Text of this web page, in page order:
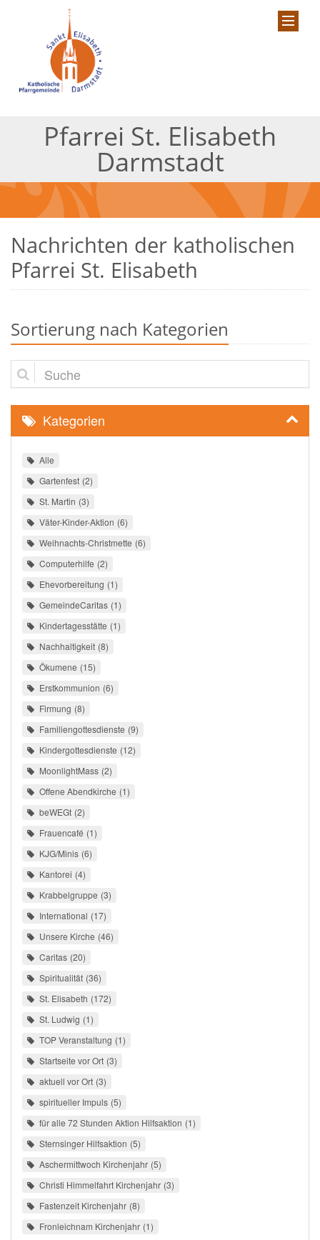
Pfarrei St. Elisabeth
Darmstadt
Nachrichten der katholischen
Pfarrei St. Elisabeth
Sortierung nach Kategorien
Suche
Kategorien
Alle
Gartenfest 2
St. Martin 3
Väter-Kinder-Aktion 6
Weihnachts-Christmette 6
Computerhilfe 2
Ehevorbereitung 1
GemeindeCaritas 1
Kindertagesstätte 1
Nachhaltigkeit 8
Ökumene 15
Erstkommunion 6
Firmung 8
Familiengottesdienste 9
Kindergottesdienste 12
MoonlightMass 2
Offene Abendkirche 1
beWEGt 2
Frauencafé 1
KJG/Minis 6
Kantorei 4
Krabbelgruppe 3
International 17
Unsere Kirche 46
Caritas 20
Spiritualität 36
St. Elisabeth 172
St. Ludwig 1
TOP Veranstaltung 1
Startseite vor Ort 3
aktuell vor Ort 3
spiritueller Impuls 5
für alle 72 Stunden Aktion Hilfsaktion 1
Sternsinger Hilfsaktion 5
Aschermittwoch Kirchenjahr 5
Christi Himmelfahrt Kirchenjahr 3
Fastenzeit Kirchenjahr 8
Fronleichnam Kirchenjahr 1